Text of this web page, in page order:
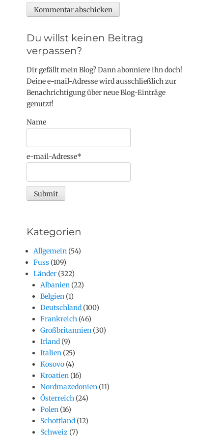
Du willst keinen Beitrag
verpassen?
Dir gefällt mein Blog? Dann abonniere ihn doch!
Deine e-mail-Adresse wird ausschließlich zur
Benachrichtigung über neue Blog-Einträge
genutzt!
Name
e-mail-Adresse*
Kategorien
Allgemein (54)
Fuss (109)
Länder (322)
Albanien (22)
Belgien (1)
Deutschland (100)
Frankreich (46)
Großbritannien (30)
Irland (9)
Italien (25)
Kosovo (4)
Kroatien (16)
Nordmazedonien (11)
Österreich (24)
Polen (16)
Schottland (12)
Schweiz (7)